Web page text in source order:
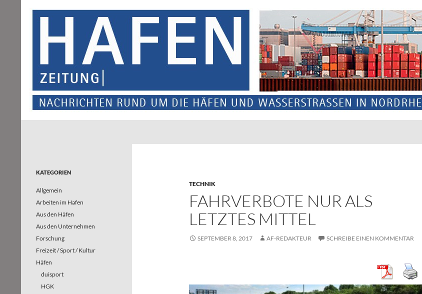
TECHNIK
FAHRVERBOTE NUR ALS
LETZTES MITTEL
SEPTEMBER 8, 2017 AF-REDAKTEUR SCHREIBE EINEN KOMMENTAR
KATEGORIEN
Allgemein
Arbeiten im Hafen
Aus den Häfen
Aus den Unternehmen
Forschung
Freizeit / Sport / Kultur
Häfen
duisport
HGK